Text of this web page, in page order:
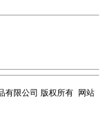
有限公司 版权所有 网站